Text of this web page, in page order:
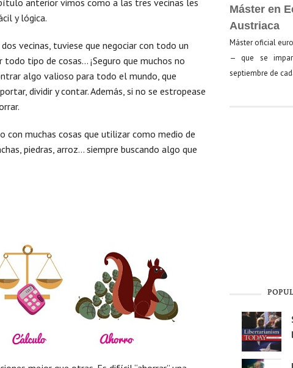
y lógica.
vecinas, tuviese que negociar con todo un
tipo de cosas… ¡Seguro que muchos no
algo valioso para todo el mundo, que
dividir y contar. Además, si no se estropease
con muchas cosas que utilizar como medio de
piedras, arroz… siempre buscando algo que
Máster en
Austriaca
Máster oficial
— que se
septiembre de